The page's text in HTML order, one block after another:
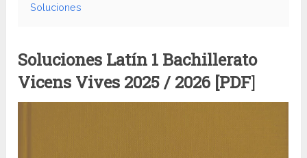
Soluciones
Soluciones Latín 1 Bachillerato
Vicens Vives 2025 / 2026 [PDF]